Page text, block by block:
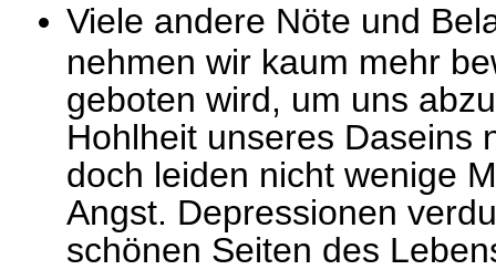
Viele andere Nöte und
nehmen wir kaum mehr
geboten wird, um uns
Hohlheit unseres Daseins
doch leiden nicht wenige
Angst. Depressionen
schönen Seiten des